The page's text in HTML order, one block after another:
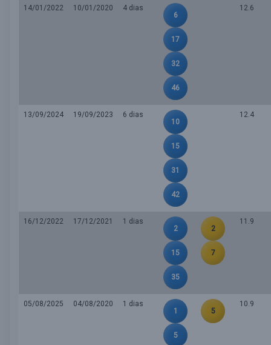
14/01/2022 10/01/2020
4 dias
6
17
32
46
12.6
13/09/2024 19/09/2023
6 dias
10
15
31
42
12.4
16/12/2022 17/12/2021
1 dias
2
15
35
2
7
11.9
05/08/2025 04/08/2020
1 dias
1
5
5
10.9